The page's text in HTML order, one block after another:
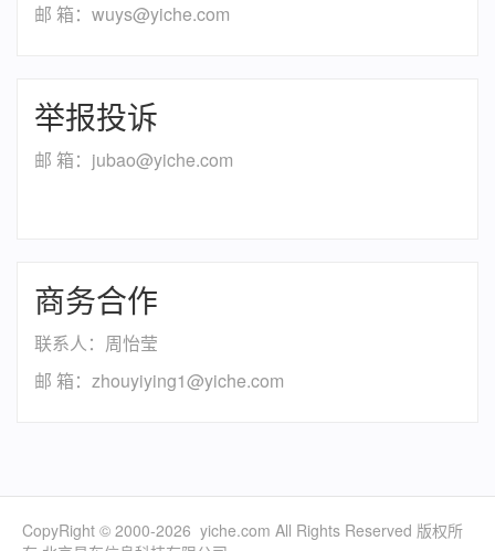
邮 箱：wuys@yiche.com
举报投诉
邮 箱：jubao@yiche.com
商务合作
联系人：周怡莹
邮 箱：zhouyiying1@yiche.com
CopyRight © 2000-2026 yiche.com All Rights Reserved 版权所